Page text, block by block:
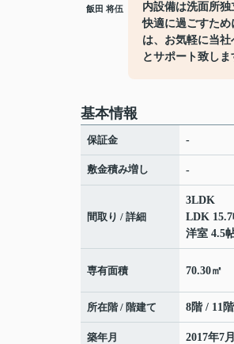
飯田 将伍
内設備は洗面所
快適に過ごすた
は、お気軽に当
とサポート致しま
基本情報
保証金 -
敷金積み増し -
間取り / 詳細
3LDK
LDK
洋室 4.5
専有面積 70.30㎡
所在階 / 階建て 8階 / 11
築年月 2017年7